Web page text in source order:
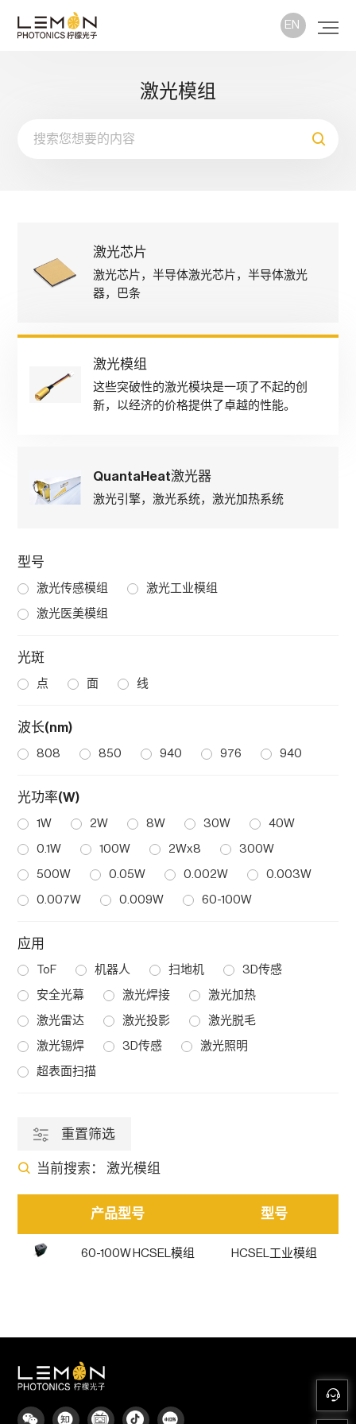
EN
激光模组
激光芯片
激光芯片，半导体激光芯片，半导体激光
器，巴条
激光模组
这些突破性的激光模块是一项了不起的创
新，以经济的价格提供了卓越的性能。
QuantaHeat激光器
激光引擎，激光系统，激光加热系统
型号
激光传感模组 激光工业模组
激光医美模组
光斑
点 面 线
波长(nm)
808 850 940 976 940
光功率(W)
1W 2W 8W 30W 40W
0.1W 100W 2Wx8 300W
500W 0.05W 0.002W 0.003W
0.007W 0.009W 60-100W
应用
ToF 机器人 扫地机 3D传感
安全光幕 激光焊接 激光加热
激光雷达 激光投影 激光脱毛
激光锡焊 3D传感 激光照明
超表面扫描
重置筛选
当前搜索： 激光模组
产品型号 型号
60-100W HCSEL模组 HCSEL工业模组